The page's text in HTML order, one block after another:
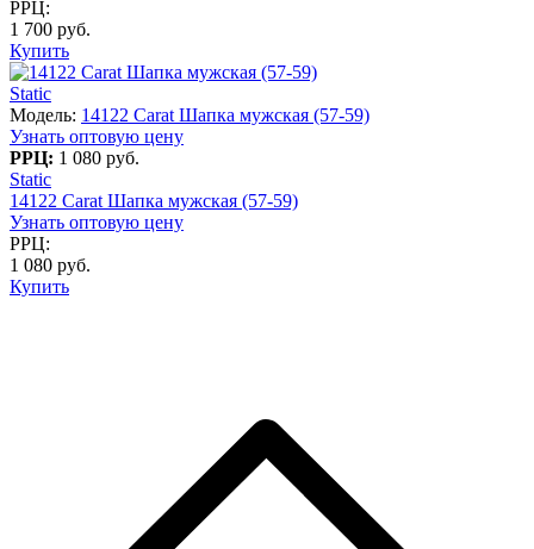
РРЦ:
1 700 руб.
Купить
Static
Модель: 14122 Carat Шапка мужская (57-59)
Узнать оптовую цену
РРЦ: 1 080 руб.
Static
14122 Carat Шапка мужская (57-59)
Узнать оптовую цену
РРЦ:
1 080 руб.
Купить